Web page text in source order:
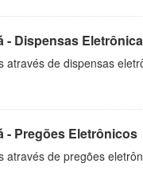
- Dispensas
através de dispensas
- Pregões Eletrônicos
através de pregões